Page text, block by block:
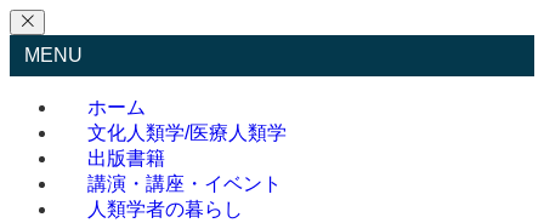
MENU
ホーム
文化人類学/医療人類学
出版書籍
講演・講座・イベント
人類学者の暮らし